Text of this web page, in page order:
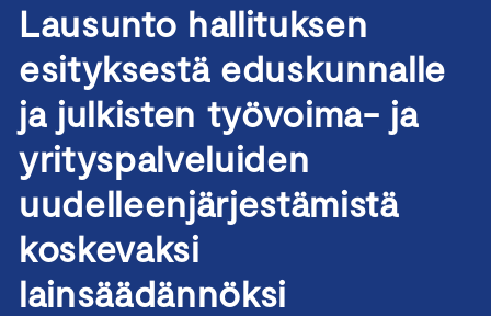
Lausunto hallituksen
esityksestä eduskunnalle
ja julkisten työvoima- ja
yrityspalveluiden
uudelleenjärjestämistä
koskevaksi
lainsäädännöksi